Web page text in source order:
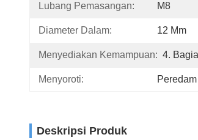
Lubang Pemasangan: M8
Diameter Dalam: 12 Mm
Menyediakan Kemampuan: 4.
Menyoroti:
Deskripsi Produk